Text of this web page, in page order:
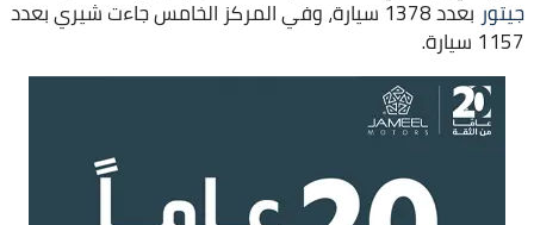
جيتور بعدد 1378 سيارة، وفي المركز الخامس جاءت شيري بعدد
1157 سيارة.